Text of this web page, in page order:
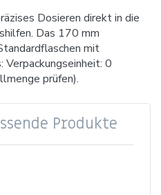
Dosieren direkt in die
Das 170 mm
mit
0
prüfen).
Produkte